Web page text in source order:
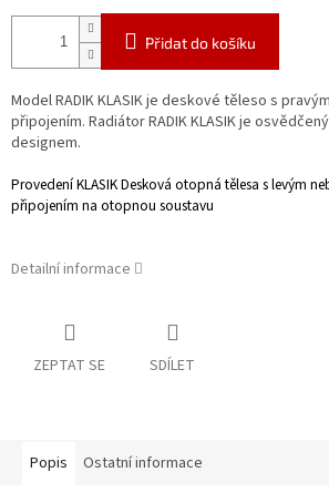
Přidat do košíku
Model RADIK KLASIK je deskové těleso s
připojením. Radiátor RADIK KLASIK je
designem.
Provedení KLASIKDesková otopná tělesa s levým
připojením na otopnou soustavu
Detailní informace
ZEPTAT SE SDÍLET
Popis Ostatní informace